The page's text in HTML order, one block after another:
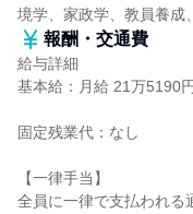
境学、家政学、教員養成
報酬・交通費
給与詳細
基本給：月給 21万5190
固定残業代：なし
【一律手当】
全員に一律で支払われる